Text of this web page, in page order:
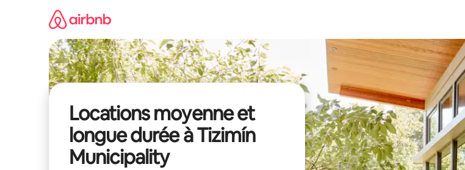
Locations moyenne et
longue durée à Tizimín
Municipality